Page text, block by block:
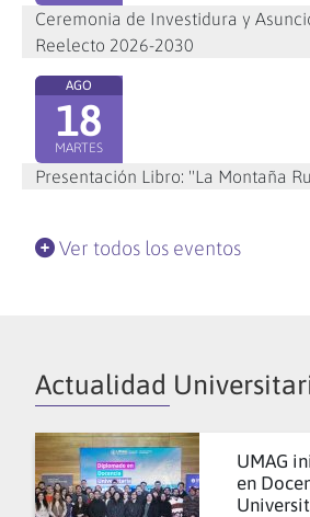
Ceremonia de Investidura y
Reelecto 2026-2030
AGO
18
MARTES
Presentación Libro: "La Montaña
Ver todos los eventos
Actualidad
UMAG
en